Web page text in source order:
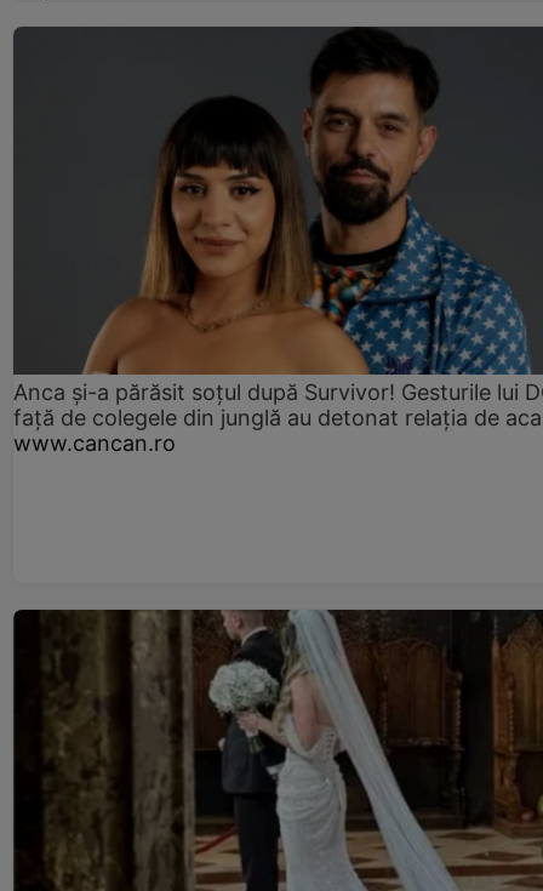
Anca și-a părăsit soțul după Survivor! Gesturile lui
față de colegele din junglă au detonat relația de
www.cancan.ro